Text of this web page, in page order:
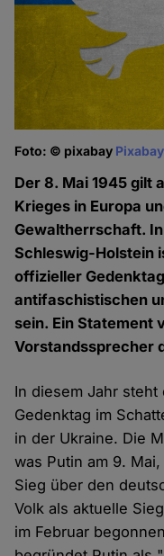
Foto: © pixabay
Der 8. Mai 1945 gilt
Krieges in Europa
Gewaltherrschaft.
Schleswig-Holstein
offizieller
antifaschistischen
sein. Ein Statement
Vorstandssprecher
In diesem Jahr
Gedenktag im
in der Ukraine. Die
was Putin am 9.
Sieg über den
Volk als aktuelle
im Februar